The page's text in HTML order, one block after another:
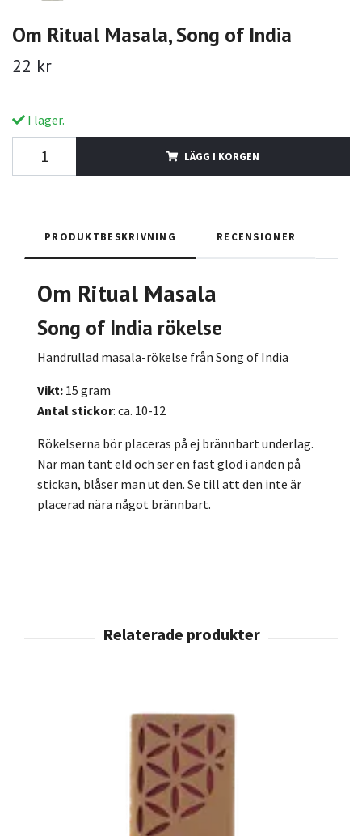
Om Ritual Masala, Song of India
22 kr
I lager.
LÄGG I KORGEN
PRODUKTBESKRIVNING RECENSIONER
Om Ritual Masala
Song of India rökelse
Handrullad masala-rökelse från Song of India
Vikt: 15 gram
Antal stickor: ca. 10-12
Rökelserna bör placeras på ej brännbart underlag.
När man tänt eld och ser en fast glöd i änden på
stickan, blåser man ut den. Se till att den inte är
placerad nära något brännbart.